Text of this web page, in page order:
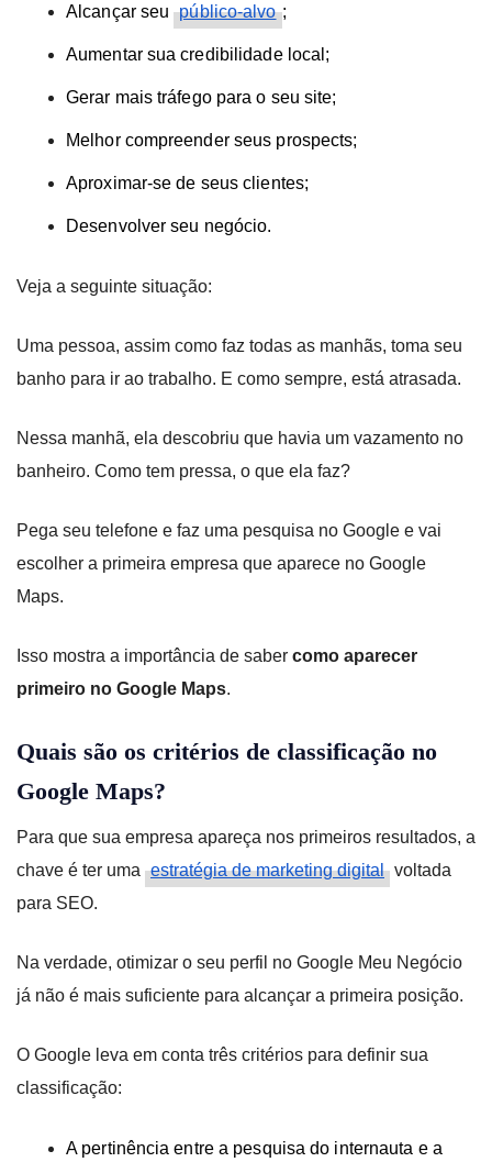
Alcançar seu público-alvo ;
Aumentar sua credibilidade local;
Gerar mais tráfego para o seu site;
Melhor compreender seus prospects;
Aproximar-se de seus clientes;
Desenvolver seu negócio.
Veja a seguinte situação:
Uma pessoa, assim como faz todas as manhãs, toma seu
banho para ir ao trabalho. E como sempre, está atrasada.
Nessa manhã, ela descobriu que havia um vazamento no
banheiro. Como tem pressa, o que ela faz?
Pega seu telefone e faz uma pesquisa no Google e vai
escolher a primeira empresa que aparece no Google
Maps.
Isso mostra a importância de saber como aparecer
primeiro no Google Maps.
Quais são os critérios de classificação no
Google Maps?
Para que sua empresa apareça nos primeiros resultados, a
chave é ter uma estratégia de marketing digital voltada
para SEO.
Na verdade, otimizar o seu perfil no Google Meu Negócio
já não é mais suficiente para alcançar a primeira posição.
O Google leva em conta três critérios para definir sua
classificação:
A pertinência entre a pesquisa do internauta e a